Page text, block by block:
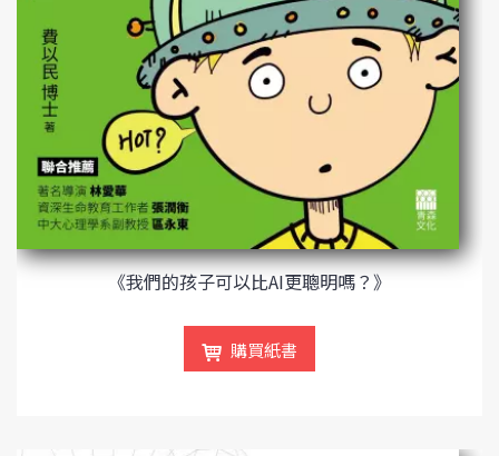
《我們的孩子可以比AI更聰明嗎？》
購買紙書